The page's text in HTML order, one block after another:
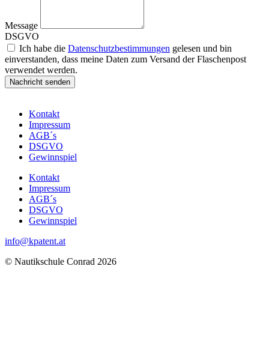
Message
DSGVO
Ich habe die Datenschutzbestimmungen gelesen und bin
einverstanden, dass meine Daten zum Versand der Flaschenpost
verwendet werden.
Nachricht senden
Kontakt
Impressum
AGB´s
DSGVO
Gewinnspiel
Kontakt
Impressum
AGB´s
DSGVO
Gewinnspiel
info@kpatent.at
© Nautikschule Conrad 2026